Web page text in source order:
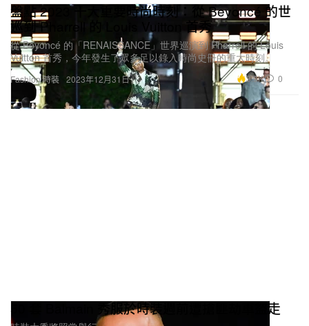
Fashion 時裝
盤點 2023 十大重要時尚時刻：從 Beyoncé 的世
巡到 Pharrell 的 Louis Vuitton 首秀
從 Beyoncé 的「RENAISSANCE」世界巡演到 Pharrell 的 Louis
Vuitton 首秀，今年發生了眾多足以錄入時尚史冊的重大時刻。
2023年12月31日 3.9K 0
50 套 Balmain 秀服於時裝週前遭搶匪劫車盜走